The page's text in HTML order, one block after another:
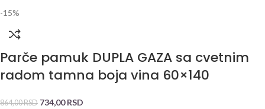
-15%
Parče pamuk DUPLA GAZA sa cvetnim
radom tamna boja vina 60×140
864,00RSD 734,00RSD